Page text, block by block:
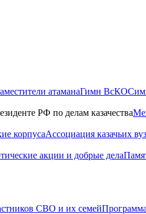
атаманаГимн ВсКО
РФ по делам казачества
корпусаАссоциация казачьих
акции и добрые дела
СВО и их семей